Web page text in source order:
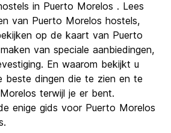
5.7
9.7
in Puerto Morelos . Lees
van Puerto Morelos hostels,
op de kaart van Puerto
van speciale aanbiedingen,
En waarom bekijkt u
beste dingen die te zien en te
terwijl je er bent.
enige gids voor Puerto Morelos